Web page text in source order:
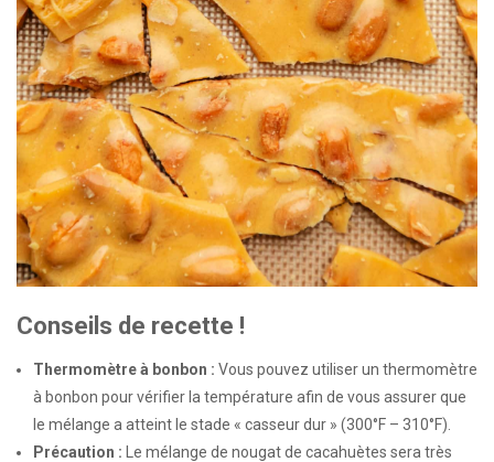
Conseils de recette !
Thermomètre à bonbon : Vous pouvez utiliser un thermomètre
à bonbon pour vérifier la température afin de vous assurer que
le mélange a atteint le stade « casseur dur » (300°F – 310°F).
Précaution : Le mélange de nougat de cacahuètes sera très